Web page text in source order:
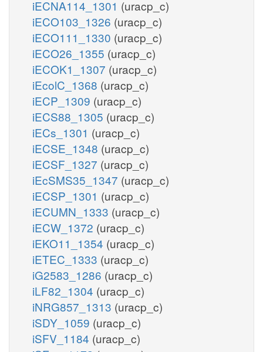
iECNA114_1301 (uracp_c)
iECO103_1326 (uracp_c)
iECO111_1330 (uracp_c)
iECO26_1355 (uracp_c)
iECOK1_1307 (uracp_c)
iEcolC_1368 (uracp_c)
iECP_1309 (uracp_c)
iECS88_1305 (uracp_c)
iECs_1301 (uracp_c)
iECSE_1348 (uracp_c)
iECSF_1327 (uracp_c)
iEcSMS35_1347 (uracp_c)
iECSP_1301 (uracp_c)
iECUMN_1333 (uracp_c)
iECW_1372 (uracp_c)
iEKO11_1354 (uracp_c)
iETEC_1333 (uracp_c)
iG2583_1286 (uracp_c)
iLF82_1304 (uracp_c)
iNRG857_1313 (uracp_c)
iSDY_1059 (uracp_c)
iSFV_1184 (uracp_c)